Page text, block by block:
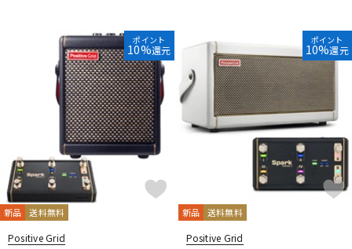
ポイント
10%還元
新品 送料無料
Positive Grid
ポイント
10%還元
新品 送料無料
Positive Grid